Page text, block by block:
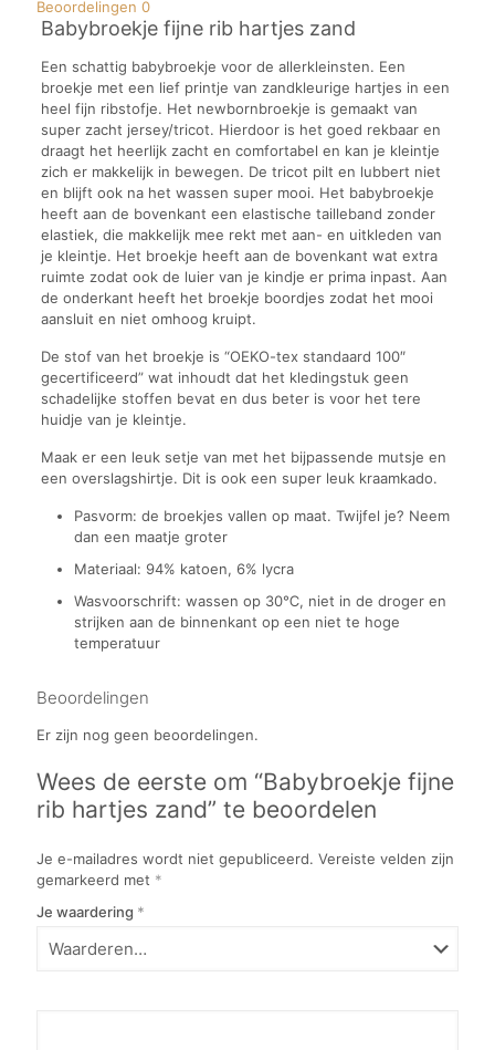
Beoordelingen 0
Babybroekje fijne rib hartjes zand
Een schattig babybroekje voor de allerkleinsten. Een
broekje met een lief printje van zandkleurige hartjes in een
heel fijn ribstofje. Het newbornbroekje is gemaakt van
super zacht jersey/tricot. Hierdoor is het goed rekbaar en
draagt het heerlijk zacht en comfortabel en kan je kleintje
zich er makkelijk in bewegen. De tricot pilt en lubbert niet
en blijft ook na het wassen super mooi. Het babybroekje
heeft aan de bovenkant een elastische tailleband zonder
elastiek, die makkelijk mee rekt met aan- en uitkleden van
je kleintje. Het broekje heeft aan de bovenkant wat extra
ruimte zodat ook de luier van je kindje er prima inpast. Aan
de onderkant heeft het broekje boordjes zodat het mooi
aansluit en niet omhoog kruipt.
De stof van het broekje is “OEKO-tex standaard 100″
gecertificeerd” wat inhoudt dat het kledingstuk geen
schadelijke stoffen bevat en dus beter is voor het tere
huidje van je kleintje.
Maak er een leuk setje van met het bijpassende mutsje en
een overslagshirtje. Dit is ook een super leuk kraamkado.
Pasvorm: de broekjes vallen op maat. Twijfel je? Neem
dan een maatje groter
Materiaal: 94% katoen, 6% lycra
Wasvoorschrift: wassen op 30℃, niet in de droger en
strijken aan de binnenkant op een niet te hoge
temperatuur
Beoordelingen
Er zijn nog geen beoordelingen.
Wees de eerste om “Babybroekje fijne
rib hartjes zand” te beoordelen
Je e-mailadres wordt niet gepubliceerd. Vereiste velden zijn
gemarkeerd met *
Je waardering *